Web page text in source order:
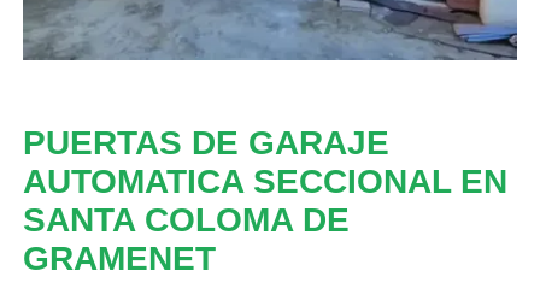
PUERTAS DE GARAJE
AUTOMATICA SECCIONAL EN
SANTA COLOMA DE
GRAMENET